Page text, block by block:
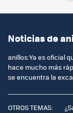
Noticias de
anillos:Ya es oficial
hace mucho más
se encuentra la
OTROS TEMAS: